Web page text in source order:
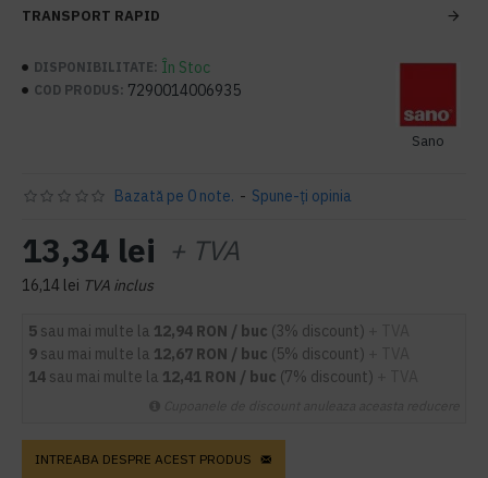
TRANSPORT RAPID
DISPONIBILITATE: În Stoc
COD PRODUS: 7290014006935
Sano
Bazată pe 0 note. - Spune-ţi opinia
13,34 lei + TVA
16,14 lei TVA inclus
5 sau mai multe la 12,94 RON / buc (3% discount)
9 sau mai multe la 12,67 RON / buc (5% discount)
14 sau mai multe la 12,41 RON / buc (7% discount)
INTREABA DESPRE ACEST PRODUS